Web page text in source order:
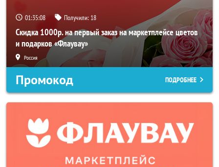
01:35:06 Получили: 18
Скидка 1000р. на первый заказ на маркетплейсе цветов
и подарков «Флаувау»
Россия
Промокод ПОДРОБНЕЕ